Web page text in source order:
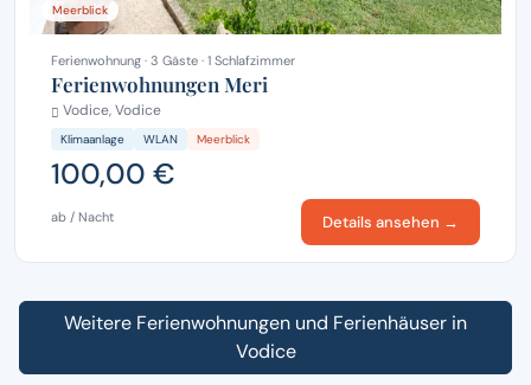
Meerblick
Ferienwohnung · 3 Gäste · 1 Schlafzimmer
Ferienwohnungen Meri
Vodice, Vodice
Klimaanlage WLAN Meerblick
100,00 €
ab / Nacht Details ansehen →
Weitere Ferienwohnungen und Ferienhäuser in
Vodice